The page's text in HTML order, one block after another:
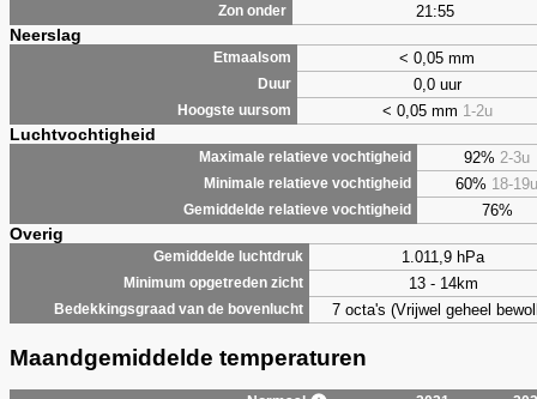
Zon onder 21:55
Neerslag
Etmaalsom < 0,05 mm
Duur 0,0 uur
Hoogste uursom < 0,05 mm 1-2u
Luchtvochtigheid
Maximale relatieve vochtigheid 92% 2-3u
Minimale relatieve vochtigheid 60% 18-19u
Gemiddelde relatieve vochtigheid 76%
Overig
Gemiddelde luchtdruk 1.011,9 hPa
Minimum opgetreden zicht 13 - 14km
Bedekkingsgraad van de bovenlucht 7 octa's (Vrijwel geheel
Maandgemiddelde temperaturen